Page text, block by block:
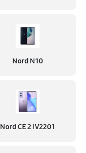
Nord N10
Nord CE 2 IV2201